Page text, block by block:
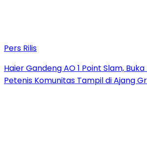
Pers Rilis
Haier Gandeng AO 1 Point Slam,
Petenis Komunitas Tampil di Ajang